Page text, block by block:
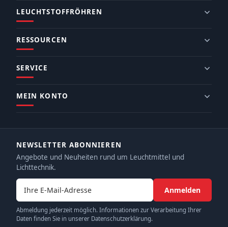
LEUCHTSTOFFRÖHREN
RESSOURCEN
SERVICE
MEIN KONTO
NEWSLETTER ABONNIEREN
Angebote und Neuheiten rund um Leuchtmittel und
Lichttechnik.
E-Mail-Adresse
Anmelden
Abmeldung jederzeit möglich. Informationen zur Verarbeitung Ihrer
Daten finden Sie in unserer Datenschutzerklärung.